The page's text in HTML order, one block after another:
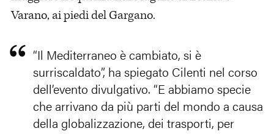
Varano, ai piedi del Gargano.
“Il Mediterraneo è cambiato, si è
surriscaldato”, ha spiegato Cilenti nel corso
dell’evento divulgativo. “E abbiamo specie
che arrivano da più parti del mondo a causa
della globalizzazione, dei trasporti, per